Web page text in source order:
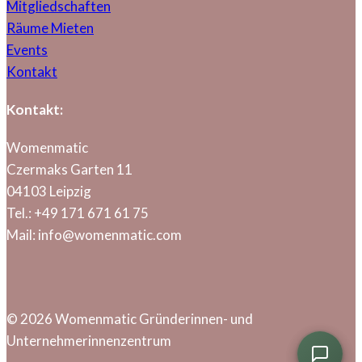
Mitgliedschaften
Räume Mieten
Events
Kontakt
Kontakt:
Womenmatic
Czermaks Garten 11
04103 Leipzig
Tel.: +49 171 671 61 75
Mail: info@womenmatic.com
© 2026 Womenmatic Gründerinnen- und
Unternehmerinnenzentrum